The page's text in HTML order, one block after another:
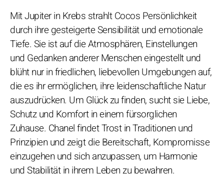
Mit Jupiter in Krebs strahlt Cocos Persönlichkeit
durch ihre gesteigerte Sensibilität und emotionale
Tiefe. Sie ist auf die Atmosphären, Einstellungen
und Gedanken anderer Menschen eingestellt und
blüht nur in friedlichen, liebevollen Umgebungen auf,
die es ihr ermöglichen, ihre leidenschaftliche Natur
auszudrücken. Um Glück zu finden, sucht sie Liebe,
Schutz und Komfort in einem fürsorglichen
Zuhause. Chanel findet Trost in Traditionen und
Prinzipien und zeigt die Bereitschaft, Kompromisse
einzugehen und sich anzupassen, um Harmonie
und Stabilität in ihrem Leben zu bewahren.